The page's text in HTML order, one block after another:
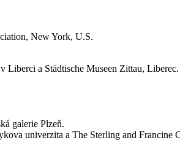
New York, U.S.
Liberci a Städtische Museen Zittau, Liberec.
galerie Plzeň.
univerzita a The Sterling and Francine